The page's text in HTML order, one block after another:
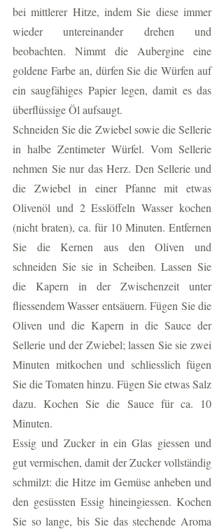
bei mittlerer Hitze, indem Sie diese immer
wieder untereinander drehen und
beobachten. Nimmt die Aubergine eine
goldene Farbe an, dürfen Sie die Würfen auf
ein saugfähiges Papier legen, damit es das
überflüssige Öl aufsaugt.
Schneiden Sie die Zwiebel sowie die Sellerie
in halbe Zentimeter Würfel. Vom Sellerie
nehmen Sie nur das Herz. Den Sellerie und
die Zwiebel in einer Pfanne mit etwas
Olivenöl und 2 Esslöffeln Wasser kochen
(nicht braten), ca. für 10 Minuten. Entfernen
Sie die Kernen aus den Oliven und
schneiden Sie sie in Scheiben. Lassen Sie
die Kapern in der Zwischenzeit unter
fliessendem Wasser entsäuern. Fügen Sie die
Oliven und die Kapern in die Sauce der
Sellerie und der Zwiebel; lassen Sie sie zwei
Minuten mitkochen und schliesslich fügen
Sie die Tomaten hinzu. Fügen Sie etwas Salz
dazu. Kochen Sie die Sauce für ca. 10
Minuten.
Essig und Zucker in ein Glas giessen und
gut vermischen, damit der Zucker vollständig
schmilzt: die Hitze im Gemüse anheben und
den gesüssten Essig hineingiessen. Kochen
Sie so lange, bis Sie das stechende Aroma